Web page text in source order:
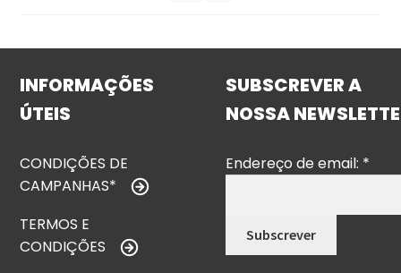
INFORMAÇÕES
ÚTEIS
CONDIÇÕES DE
CAMPANHAS*
TERMOS E
CONDIÇÕES
SUBSCREVER A
NOSSA
Endereço de email: *